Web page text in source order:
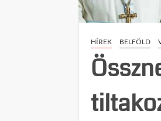
HÍREK BELFÖLD